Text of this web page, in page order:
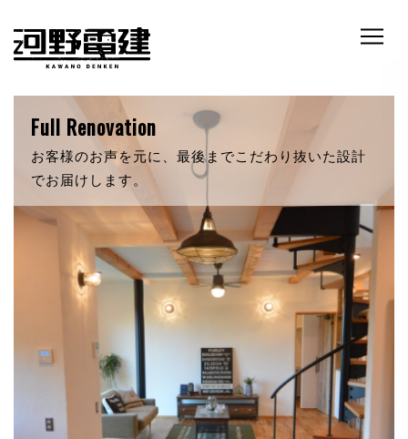
RETRO & NATURE
自然素材にこだわったあなただけの新築。いつでも
暖かく迎え入れてくれます。